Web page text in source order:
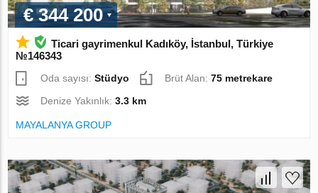
€ 344 200
Ticari gayrimenkul Kadıköy, İstanbul, Türkiye
№146343
Oda sayısı:Stüdyo Brüt Alan:75 metrekare
Denize Yakınlık:3.3 km
MAYALANYA GROUP